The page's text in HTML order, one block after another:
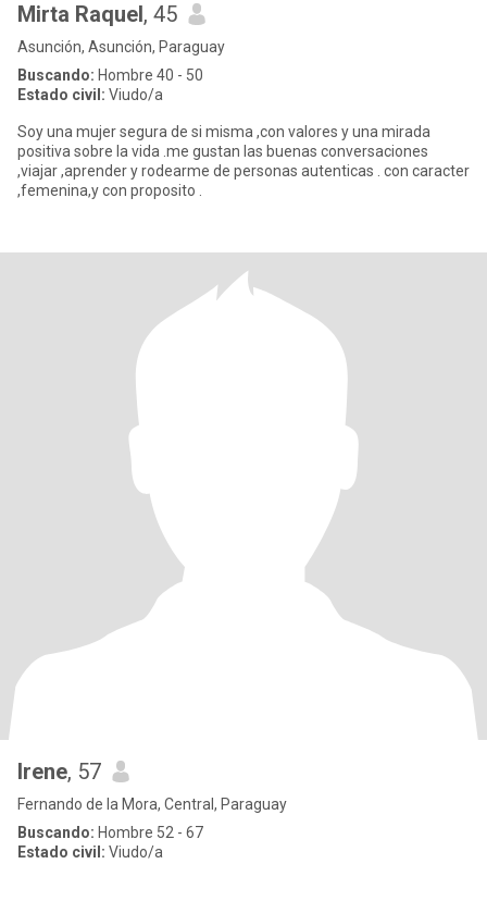
Mirta Raquel, 45
Asunción, Asunción, Paraguay
Buscando: Hombre 40 - 50
Estado civil: Viudo/a
Soy una mujer segura de si misma ,con valores y una mirada
positiva sobre la vida .me gustan las buenas conversaciones
,viajar ,aprender y rodearme de personas autenticas . con caracter
,femenina,y con proposito .
Irene, 57
Fernando de la Mora, Central, Paraguay
Buscando: Hombre 52 - 67
Estado civil: Viudo/a